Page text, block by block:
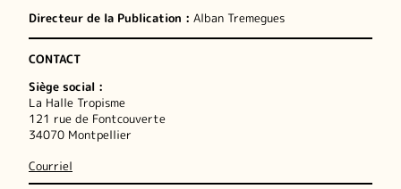
Directeur de la Publication : Alban Tremegues
CONTACT
Siège social :
La Halle Tropisme
121 rue de Fontcouverte
34070 Montpellier
Courriel